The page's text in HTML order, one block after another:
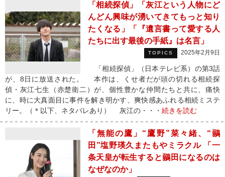
「相続探偵」「灰江という人物にど
んどん興味が湧いてきてもっと知り
たくなる」「『遺言書って愛する人
たちに出す最後の手紙』は名言」
TOPICS 2025年2月9日
「相続探偵」（日本テレビ系）の第3話
が、8日に放送された。 本作は、くせ者だが頭の切れる相続探
偵・灰江七生（赤楚衛二）が、個性豊かな仲間たちと共に、痛快
に、時に大真面目に事件を解き明かす、爽快感あふれる相続ミステ
リー。（＊以下、ネタバレあり） 灰江の・・・ 続きを読む
「無能の鷹」“鷹野”菜々緒、“鶸
田”塩野瑛久またもやミラクル 「一
条天皇が転生すると鶸田になるのは
なぜなのか」